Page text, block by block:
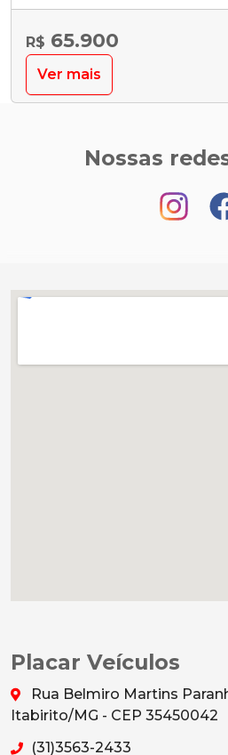
R$ 65.900
Ver mais
Nossas
Placar Veículos
Rua Belmiro Martins
Itabirito/MG - CEP 35450042
(31)3563-2433